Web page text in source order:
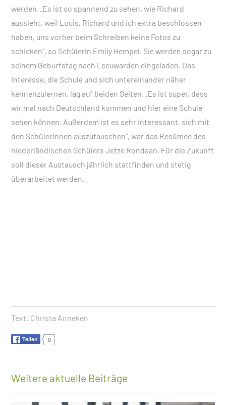
werden. „Es ist so spannend zu sehen, wie Richard
aussieht, weil Louis, Richard und ich extra beschlossen
haben, uns vorher beim Schreiben keine Fotos zu
schicken“, so Schülerin Emily Hempel. Sie werden sogar zu
seinem Geburtstag nach Leeuwarden eingeladen. Das
Interesse, die Schule und sich untereinander näher
kennenzulernen, lag auf beiden Seiten. „Es ist super, dass
wir mal nach Deutschland kommen und hier eine Schule
sehen können. Außerdem ist es sehr interessant, sich mit
den SchülerInnen auszutauschen“, war das Resümee des
niederländischen Schülers Jetze Rondaan. Für die Zukunft
soll dieser Austausch jährlich stattfinden und stetig
überarbeitet werden.
Text: Christa Anneken
Teilen 0
Weitere aktuelle Beiträge